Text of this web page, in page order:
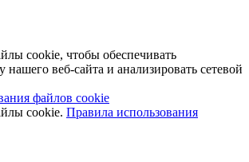
cookie, чтобы обеспечивать
нашего веб-сайта и анализировать сетевой
файлов cookie
cookie. Правила использования